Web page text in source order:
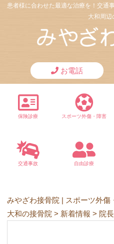
患者様に合わせた最適な治療を！交通
大和周辺
お電話
保険診療 スポーツ外傷・障害
交通事故 自由診療
みやざわ接骨院 | スポーツ外
大和の接骨院 > 新着情報 > 院